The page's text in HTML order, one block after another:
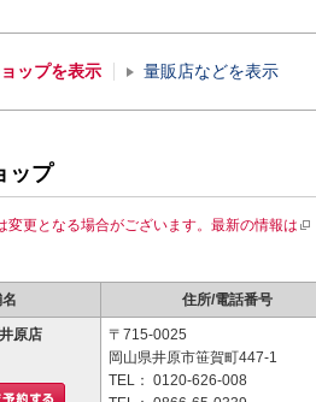
ップを表示 量販店などを表示
ップ
変更となる場合がございます。最新の情報は
住所/電話番号
原店
〒715-0025
岡山県井原市笹賀町447-1
TEL： 0120-626-008